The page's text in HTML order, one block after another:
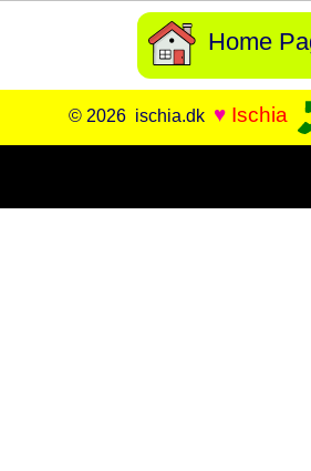
Home
© 2026 ischia.dk ♥ Ischia